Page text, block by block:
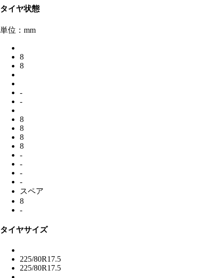
タイヤ状態
単位：mm
8
8
-
-
8
8
8
8
-
-
-
-
スペア
8
-
タイヤサイズ
225/80R17.5
225/80R17.5